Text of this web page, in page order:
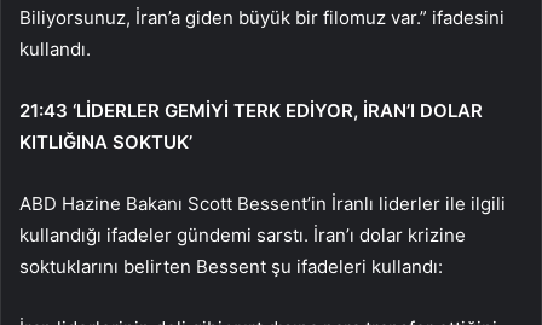
Biliyorsunuz, İran’a giden büyük bir filomuz var.” ifadesini
kullandı.
21:43 ‘LİDERLER GEMİYİ TERK EDİYOR, İRAN’I DOLAR
KITLIĞINA SOKTUK’
ABD Hazine Bakanı Scott Bessent’in İranlı liderler ile ilgili
kullandığı ifadeler gündemi sarstı. İran’ı dolar krizine
soktuklarını belirten Bessent şu ifadeleri kullandı: